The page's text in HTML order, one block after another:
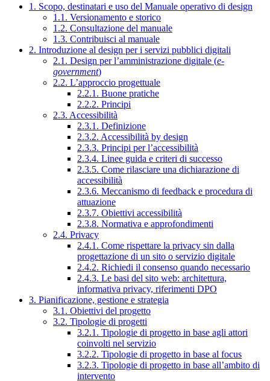
1. Scopo, destinatari e uso del Manuale operativo di design
1.1. Versionamento e storico
1.2. Consultazione del manuale
1.3. Contribuisci al manuale
2. Introduzione al design per i servizi pubblici digitali
2.1. Design per l’amministrazione digitale (e-
government)
2.2. L’approccio progettuale
2.2.1. Buone pratiche
2.2.2. Principi
2.3. Accessibilità
2.3.1. Definizione
2.3.2. Accessibilità by design
2.3.3. Principi per l’accessibilità
2.3.4. Linee guida e criteri di successo
2.3.5. Come rilasciare una dichiarazione di
accessibilità
2.3.6. Meccanismo di feedback e procedura di
attuazione
2.3.7. Obiettivi accessibilità
2.3.8. Normativa e approfondimenti
2.4. Privacy
2.4.1. Come rispettare la privacy sin dalla
progettazione di un sito o servizio digitale
2.4.2. Richiedi il consenso quando necessario
2.4.3. Le basi del sito web: architettura,
informativa privacy, riferimenti DPO
3. Pianificazione, gestione e strategia
3.1. Obiettivi del progetto
3.2. Tipologie di progetti
3.2.1. Tipologie di progetto in base agli attori
coinvolti nel servizio
3.2.2. Tipologie di progetto in base al focus
3.2.3. Tipologie di progetto in base all’ambito di
intervento